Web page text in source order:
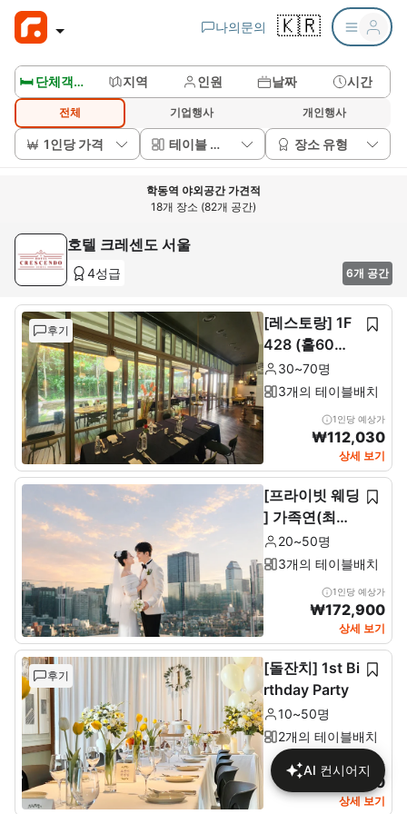
나의문의 🇰🇷
🛏️ 단체객실보기 지역 인원 날짜 시간
전체 기업행사 개인행사
1인당 가격 테이블 배치 장소 유형
학동역 야외공간 가견적
18개 장소 (82개 공간)
호텔 크레센도 서울
4성급 6개 공간
후기
[레스토랑] 1F
428 (홀60석+
룸10석)
30~70명
3개의 테이블배치
1인당 예상가
₩112,030
상세 보기
[프라이빗 웨딩
] 가족연(최소2
0~최대 50인)
20~50명
3개의 테이블배치
1인당 예상가
₩172,900
상세 보기
후기
[돌잔치] 1st Bi
rthday Party
10~50명
2개의 테이블배치
1인당 예상가
₩137,680
상세 보기
AI 컨시어지